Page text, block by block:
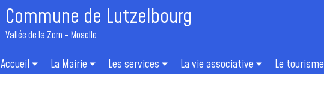
Commune de Lutzelbourg
Vallée de la Zorn - Moselle
Accueil La Mairie Les services La vie associative Le tourisme